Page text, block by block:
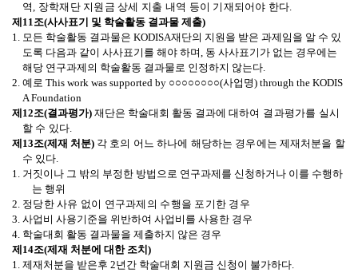
역, 장학재단 지원금 상세 지출 내역 등이 기재되어야 한다.
제 11조(사사표기 및 학술활동 결과물 제출)
1. 모든 학술활동 결과물은 KODISA재단의 지원을 받은 과제임을 알 수 있
도록 다음과 같이 사사표기를 해야 하며, 동 사사표기가 없는 경우에는
해당 연구과제의 학술활동 결과물로 인정하지 않는다.
2. 예로 This work was supported by ○○○○○○○○(사업명) through the KODIS
A Foundation
제 12조(결과평가) 재단은 학술대회 활동 결과에 대하여 결과평가를 실시
할 수 있다.
제 13조(제재 처분) 각 호의 어느 하나에 해당하는 경우에는 제재처분을 할
수 있다.
1. 거짓이나 그 밖의 부정한 방법으로 연구과제를 신청하거나 이를 수행하
는 행위
2. 정당한 사유 없이 연구과제의 수행을 포기한 경우
3. 사업비 사용기준을 위반하여 사업비를 사용한 경우
4. 학술대회 활동 결과물을 제출하지 않은 경우
제 14조(제재 처분에 대한 조치 )
1. 제재처분을 받은후 2년간 학술대회 지원금 신청이 불가하다.